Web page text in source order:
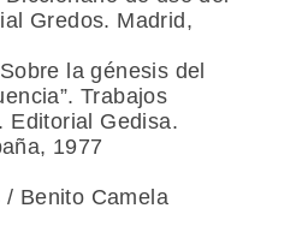
Gredos. Madrid,
la génesis del
Trabajos
Editorial Gedisa.
1977
Benito Camela